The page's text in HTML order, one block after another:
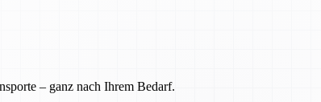
– ganz nach Ihrem Bedarf.